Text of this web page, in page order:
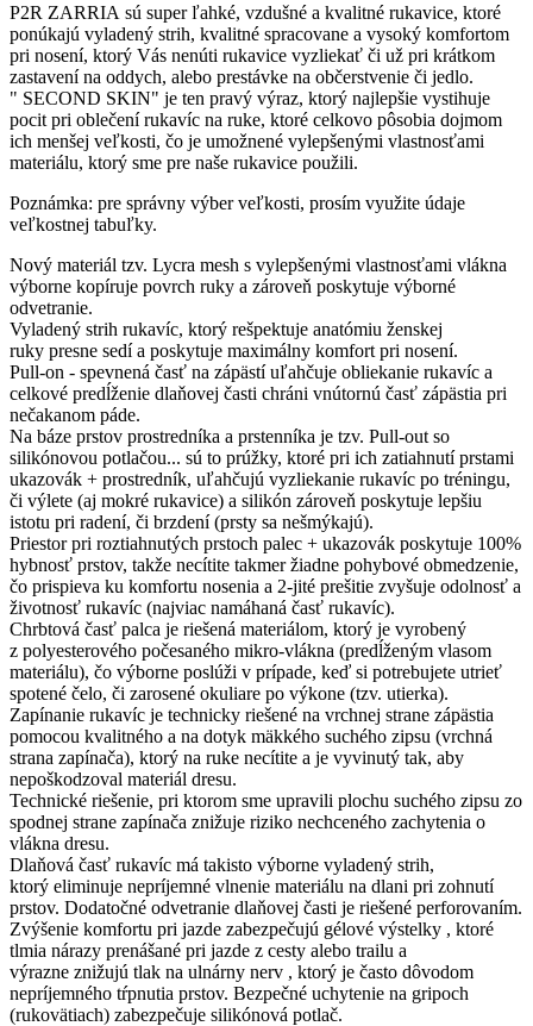
P2R ZARRIA sú super ľahké, vzdušné a kvalitné rukavice, ktoré
ponúkajú vyladený strih, kvalitné spracovane a vysoký komfortom
pri nosení, ktorý Vás nenúti rukavice vyzliekať či už pri krátkom
zastavení na oddych, alebo prestávke na občerstvenie či jedlo.
" SECOND SKIN" je ten pravý výraz, ktorý najlepšie vystihuje
pocit pri oblečení rukavíc na ruke, ktoré celkovo pôsobia dojmom
ich menšej veľkosti, čo je umožnené vylepšenými vlastnosťami
materiálu, ktorý sme pre naše rukavice použili.
Poznámka: pre správny výber veľkosti, prosím využite údaje
veľkostnej tabuľky.
Nový materiál tzv. Lycra mesh s vylepšenými vlastnosťami vlákna
výborne kopíruje povrch ruky a zároveň poskytuje výborné
odvetranie.
Vyladený strih rukavíc, ktorý rešpektuje anatómiu ženskej
ruky presne sedí a poskytuje maximálny komfort pri nosení.
Pull-on - spevnená časť na zápästí uľahčuje obliekanie rukavíc a
celkové predĺženie dlaňovej časti chráni vnútornú časť zápästia pri
nečakanom páde.
Na báze prstov prostredníka a prstenníka je tzv. Pull-out so
silikónovou potlačou... sú to prúžky, ktoré pri ich zatiahnutí prstami
ukazovák + prostredník, uľahčujú vyzliekanie rukavíc po tréningu,
či výlete (aj mokré rukavice) a silikón zároveň poskytuje lepšiu
istotu pri radení, či brzdení (prsty sa nešmýkajú).
Priestor pri roztiahnutých prstoch palec + ukazovák poskytuje 100%
hybnosť prstov, takže necítite takmer žiadne pohybové obmedzenie,
čo prispieva ku komfortu nosenia a 2-jité prešitie zvyšuje odolnosť a
životnosť rukavíc (najviac namáhaná časť rukavíc).
Chrbtová časť palca je riešená materiálom, ktorý je vyrobený
z polyesterového počesaného mikro-vlákna (predĺženým vlasom
materiálu), čo výborne poslúži v prípade, keď si potrebujete utrieť
spotené čelo, či zarosené okuliare po výkone (tzv. utierka).
Zapínanie rukavíc je technicky riešené na vrchnej strane zápästia
pomocou kvalitného a na dotyk mäkkého suchého zipsu (vrchná
strana zapínača), ktorý na ruke necítite a je vyvinutý tak, aby
nepoškodzoval materiál dresu.
Technické riešenie, pri ktorom sme upravili plochu suchého zipsu zo
spodnej strane zapínača znižuje riziko nechceného zachytenia o
vlákna dresu.
Dlaňová časť rukavíc má takisto výborne vyladený strih,
ktorý eliminuje nepríjemné vlnenie materiálu na dlani pri zohnutí
prstov. Dodatočné odvetranie dlaňovej časti je riešené perforovaním.
Zvýšenie komfortu pri jazde zabezpečujú gélové výstelky , ktoré
tlmia nárazy prenášané pri jazde z cesty alebo trailu a
výrazne znižujú tlak na ulnárny nerv , ktorý je často dôvodom
nepríjemného tŕpnutia prstov. Bezpečné uchytenie na gripoch
(rukovätiach) zabezpečuje silikónová potlač.